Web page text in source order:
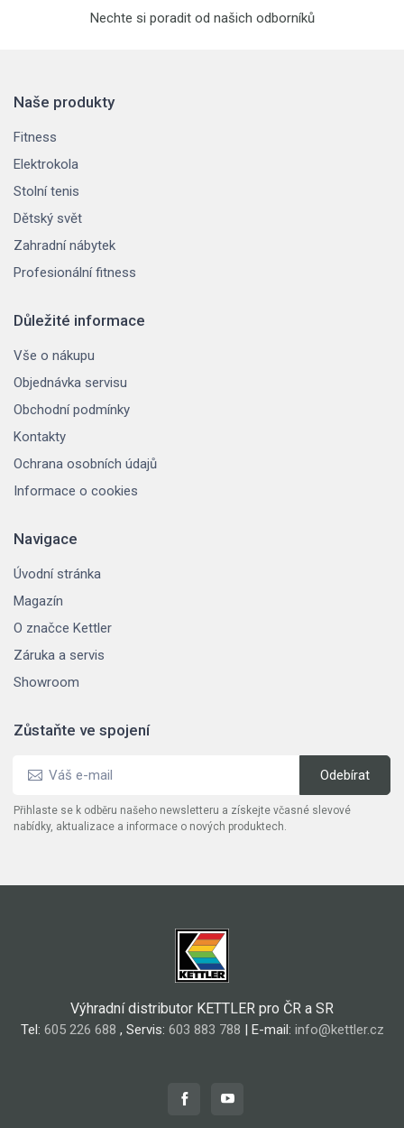
Nechte si poradit od našich odborníků
Naše produkty
Fitness
Elektrokola
Stolní tenis
Dětský svět
Zahradní nábytek
Profesionální fitness
Důležité informace
Vše o nákupu
Objednávka servisu
Obchodní podmínky
Kontakty
Ochrana osobních údajů
Informace o cookies
Navigace
Úvodní stránka
Magazín
O značce Kettler
Záruka a servis
Showroom
Zůstaňte ve spojení
Přihlaste se k odběru našeho newsletteru a získejte včasné slevové
nabídky, aktualizace a informace o nových produktech.
Výhradní distributor KETTLER pro ČR a SR
Tel: 605 226 688 , Servis: 603 883 788 | E-mail: info@kettler.cz